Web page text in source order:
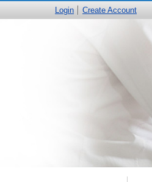
Login Create Account